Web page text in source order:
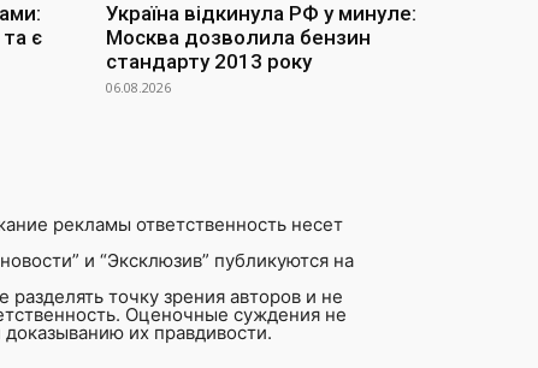
є
Україна відкинула РФ у минуле:
Москва дозволила бензин
стандарту 2013 року
06.08.2026
рекламы ответственность несет
и “Эксклюзив” публикуются на
точку зрения авторов и не
Оценочные суждения не
их правдивости.